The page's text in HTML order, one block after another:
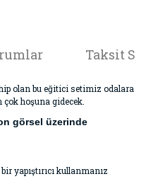
Taksit
olan bu eğitici setimiz odalara
hoşuna gidecek.
görsel üzerinde
yapıştırıcı kullanmanız